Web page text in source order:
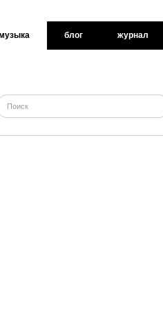
блог журнал